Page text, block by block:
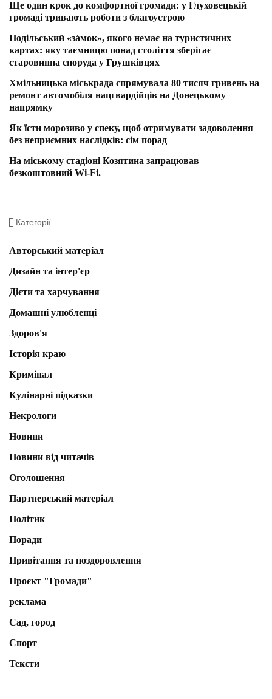
Ще один крок до комфортної громади: у Глуховецькій
громаді тривають роботи з благоустрою
Подільський «зáмок», якого немає на туристичних
картах: яку таємницю понад століття зберігає
старовинна споруда у Грушківцях
Хмільницька міськрада спрямувала 80 тисяч гривень на
ремонт автомобіля нацгвардійців на Донецькому
напрямку
Як їсти морозиво у спеку, щоб отримувати задоволення
без неприємних наслідків: сім порад
На міському стадіоні Козятина запрацював
безкоштовний Wi-Fi.
Категорії
Авторський матеріал
Дизайн та інтер'єр
Дієти та харчування
Домашні улюбленці
Здоров'я
Історія краю
Кримінал
Кулінарні підказки
Некрологи
Новини
Новини від читачів
Оголошення
Партнерський матеріал
Політик
Поради
Привітання та поздоровлення
Проєкт "Громади"
реклама
Сад, город
Спорт
Тексти